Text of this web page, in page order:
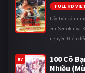
FULL HD
Lấy bối cảnh
em Seiroku và
nguyên Điện
#7
100 Cô
Nhiều